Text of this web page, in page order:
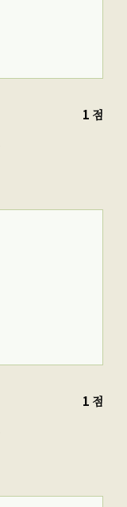
1 점
1 점